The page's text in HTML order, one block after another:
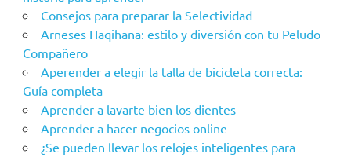
Consejos para preparar la Selectividad
Arneses Haqihana: estilo y diversión con tu Peludo
Compañero
Aperender a elegir la talla de bicicleta correcta:
Guía completa
Aprender a lavarte bien los dientes
Aprender a hacer negocios online
¿Se pueden llevar los relojes inteligentes para